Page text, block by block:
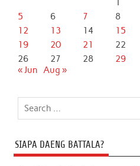
5
6 7 8
12
13 14 15
19
20 21 22
26
27 28 29
« Jun Aug »
SIAPA DAENG BATTALA?